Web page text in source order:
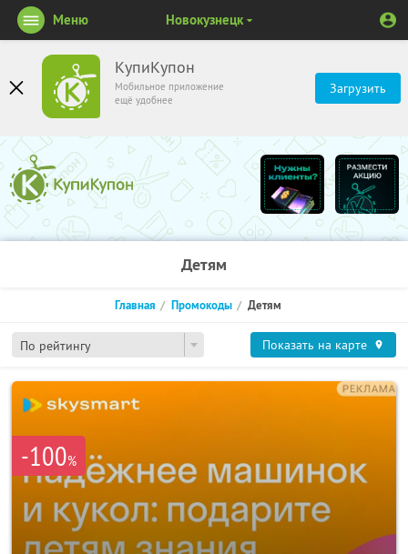
КупиКупон
Мобильное приложение
ещё удобнее
Загрузить
Меню Новокузнецк
Детям
По рейтингу
Главная Промокоды Детям
Показать на карте
-100%